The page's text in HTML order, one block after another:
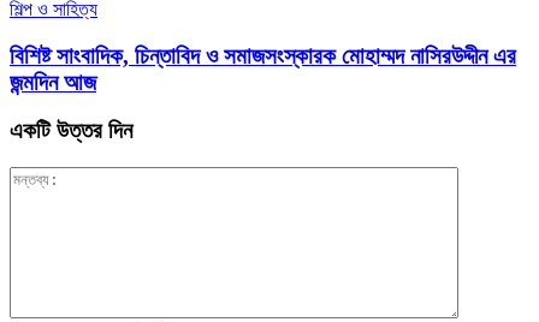
শিল্প ও সাহিত্য
বিশিষ্ট সাংবাদিক, চিন্তাবিদ ও সমাজসংস্কারক মোহাম্মদ নাসিরউদ্দীন এর
জন্মদিন আজ
একটি উত্তর দিন